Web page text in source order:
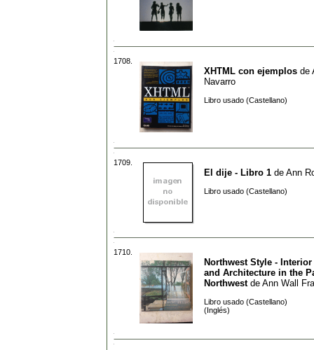
1708.
XHTML con ejemplos de
Navarro
Libro usado (Castellano)
1709.
El dije - Libro 1 de Ann
Libro usado (Castellano)
1710.
Northwest Style -
and Architecture in the
Northwestde Ann Wall
Libro usado (Castellano)
(Inglés)